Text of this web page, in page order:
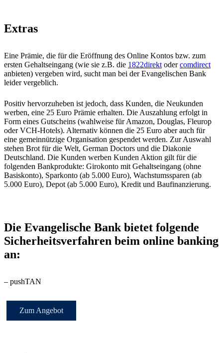
Extras
Eine Prämie, die für die Eröffnung des Online Kontos bzw. zum
ersten Gehaltseingang (wie sie z.B. die 1822direkt odercomdirect
anbieten) vergeben wird, sucht man bei der Evangelischen Bank
leider vergeblich.
Positiv hervorzuheben ist jedoch, dass Kunden, die Neukunden
werben, eine 25 Euro Prämie erhalten. Die Auszahlung erfolgt in
Form eines Gutscheins (wahlweise für Amazon, Douglas, Fleurop
oder VCH-Hotels). Alternativ können die 25 Euro aber auch für
eine gemeinnützige Organisation gespendet werden. Zur Auswahl
stehen Brot für die Welt, German Doctors und die Diakonie
Deutschland. Die Kunden werben Kunden Aktion gilt für die
folgenden Bankprodukte: Girokonto mit Gehaltseingang (ohne
Basiskonto), Sparkonto (ab 5.000 Euro), Wachstumssparen (ab
5.000 Euro), Depot (ab 5.000 Euro), Kredit und Baufinanzierung.
Die Evangelische Bank bietet folgende
Sicherheitsverfahren beim online banking
an:
– pushTAN
Zum Angebot